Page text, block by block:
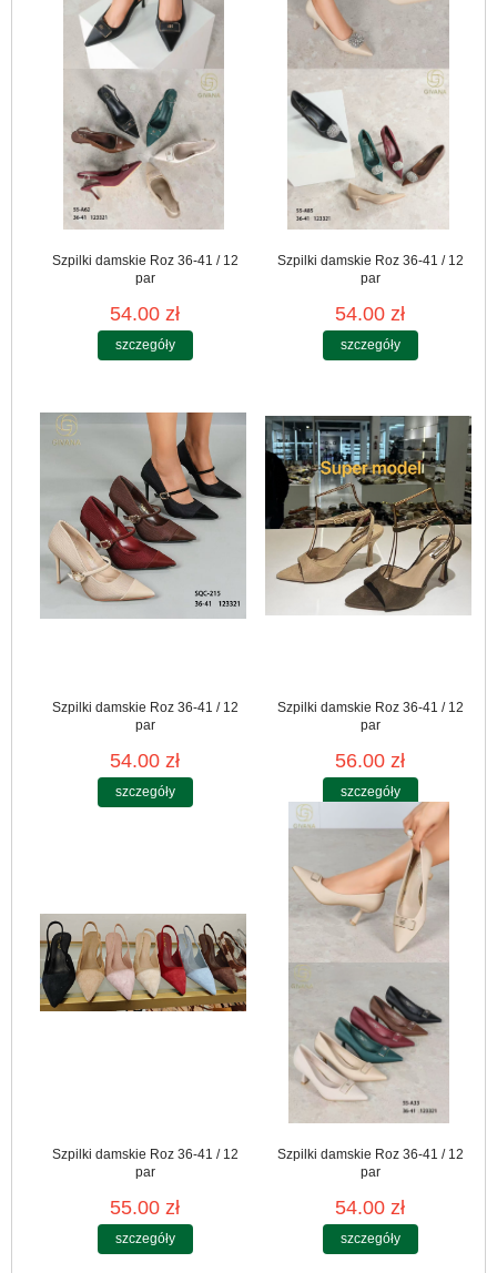
Szpilki damskie Roz 36-41 / 12
par
54.00 zł
szczegóły
Szpilki damskie Roz 36-41 / 12
par
54.00 zł
szczegóły
Szpilki damskie Roz 36-41 / 12
par
54.00 zł
szczegóły
Szpilki damskie Roz 36-41 / 12
par
56.00 zł
szczegóły
Szpilki damskie Roz 36-41 / 12
par
55.00 zł
szczegóły
Szpilki damskie Roz 36-41 / 12
par
54.00 zł
szczegóły